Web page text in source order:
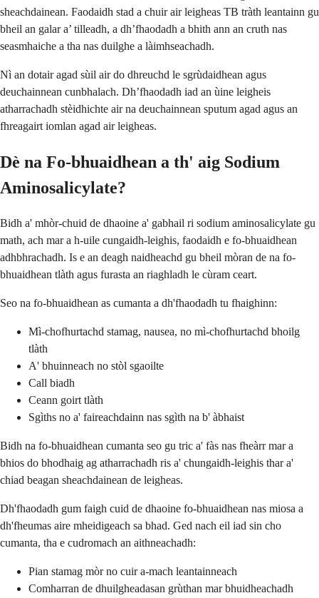
sheachdainean. Faodaidh stad a chuir air leigheas TB tràth leantainn gu
bheil an galar a’ tilleadh, a dh’fhaodadh a bhith ann an cruth nas
seasmhaiche a tha nas duilghe a làimhseachadh.
Nì an dotair agad sùil air do dhreuchd le sgrùdaidhean agus
deuchainnean cunbhalach. Dh’fhaodadh iad an ùine leigheis
atharrachadh stèidhichte air na deuchainnean sputum agad agus an
fhreagairt iomlan agad air leigheas.
Dè na Fo-bhuaidhean a th' aig Sodium
Aminosalicylate?
Bidh a' mhòr-chuid de dhaoine a' gabhail ri sodium aminosalicylate gu
math, ach mar a h-uile cungaidh-leighis, faodaidh e fo-bhuaidhean
adhbhrachadh. Is e an deagh naidheachd gu bheil mòran de na fo-
bhuaidhean tlàth agus furasta an riaghladh le cùram ceart.
Seo na fo-bhuaidhean as cumanta a dh'fhaodadh tu fhaighinn:
Mì-chofhurtachd stamag, nausea, no mì-chofhurtachd bhoilg
tlàth
A' bhuinneach no stòl sgaoilte
Call biadh
Ceann goirt tlàth
Sgìths no a' faireachdainn nas sgìth na b' àbhaist
Bidh na fo-bhuaidhean cumanta seo gu tric a' fàs nas fheàrr mar a
bhios do bhodhaig ag atharrachadh ris a' chungaidh-leighis thar a'
chiad beagan sheachdainean de leigheas.
Dh'fhaodadh gum faigh cuid de dhaoine fo-bhuaidhean nas miosa a
dh'fheumas aire mheidigeach sa bhad. Ged nach eil iad sin cho
cumanta, tha e cudromach an aithneachadh:
Pian stamag mòr no cuir a-mach leantainneach
Comharran de dhuilgheadasan grùthan mar bhuidheachadh